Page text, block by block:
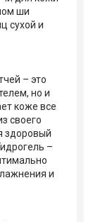
ши
сухой и
– это
но и
коже все
своего
здоровый
–
и